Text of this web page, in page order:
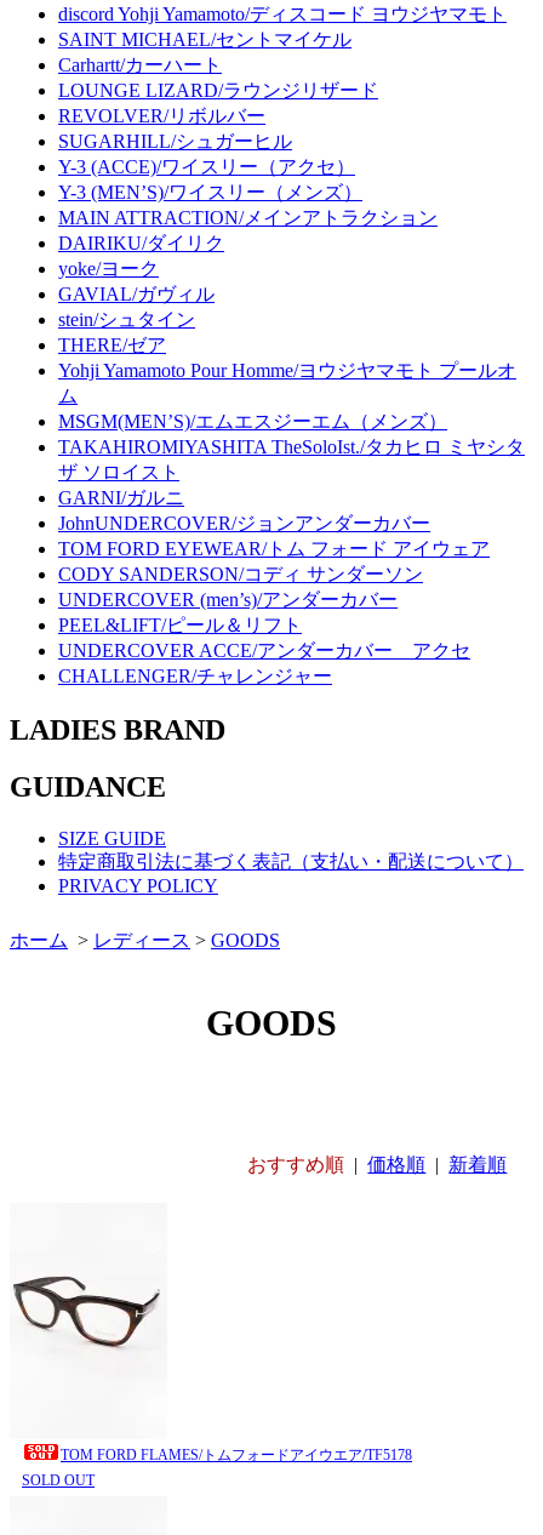
discord Yohji Yamamoto/ディスコード ヨウジヤマモト
SAINT MICHAEL/セントマイケル
Carhartt/カーハート
LOUNGE LIZARD/ラウンジリザード
REVOLVER/リボルバー
SUGARHILL/シュガーヒル
Y-3 (ACCE)/ワイスリー（アクセ）
Y-3 (MEN’S)/ワイスリー（メンズ）
MAIN ATTRACTION/メインアトラクション
DAIRIKU/ダイリク
yoke/ヨーク
GAVIAL/ガヴィル
stein/シュタイン
THERE/ゼア
Yohji Yamamoto Pour Homme/ヨウジヤマモト プールオ
ム
MSGM(MEN’S)/エムエスジーエム（メンズ）
TAKAHIROMIYASHITA TheSoloIst./タカヒロ ミヤシタ
ザ ソロイスト
GARNI/ガルニ
JohnUNDERCOVER/ジョンアンダーカバー
TOM FORD EYEWEAR/トム フォード アイウェア
CODY SANDERSON/コディ サンダーソン
UNDERCOVER (men’s)/アンダーカバー
PEEL&LIFT/ピール＆リフト
UNDERCOVER ACCE/アンダーカバー アクセ
CHALLENGER/チャレンジャー
LADIES BRAND
GUIDANCE
SIZE GUIDE
特定商取引法に基づく表記（支払い・配送について）
PRIVACY POLICY
ホーム > レディース > GOODS
GOODS
おすすめ順 |価格順 | 新着順
TOM FORD FLAMES/トムフォードアイウエア/TF5178
SOLD OUT